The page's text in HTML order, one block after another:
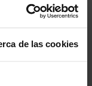
de las cookies